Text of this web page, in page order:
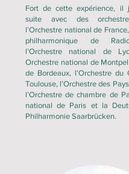
Fort de cette expérience, il
suite avec des
l’Orchestre national de
philharmonique de
l’Orchestre national de
Orchestre national de
de Bordeaux, l’Orchestre du
Toulouse, l’Orchestre des
l’Orchestre de chambre de
national de Paris et la
Philharmonie Saarbrücken.